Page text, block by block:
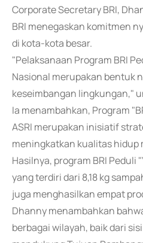
Corporate Secretary BRI,
BRI menegaskan komitmen
di kota-kota besar.
"Pelaksanaan Program BRI
Nasional merupakan bentuk
keseimbangan lingkungan,"
Ia menambahkan, Program
ASRI merupakan inisiatif
meningkatkan kualitas hidup
Hasilnya, program BRI Peduli
yang terdiri dari 8,18 kg
juga menghasilkan empat
Dhanny menambahkan
berbagai wilayah, baik dari